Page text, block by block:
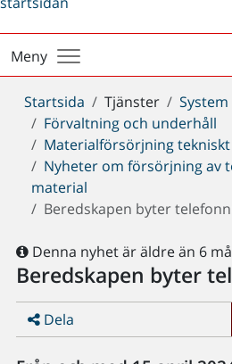
Meny
Du
är
här:
Startsida Tjänster
Förvaltning och underhåll
Materialförsörjning
Nyheter om försörjning av
material
Beredskapen byter
Denna nyhet är äldre än 6
Beredskapen byter
Dela